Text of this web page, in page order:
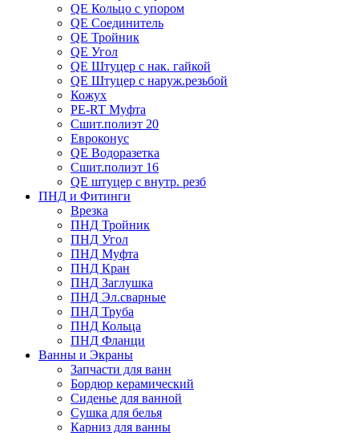
QE Кольцо с упором
QE Соединитель
QE Тройник
QE Угол
QE Штуцер с нак. гайкой
QE Штуцер с наруж.резьбой
Кожух
PE-RT Муфта
Сшит.полиэт 20
Евроконус
QE Водоразетка
Сшит.полиэт 16
QE штуцер с внутр. резб
ПНД и Фитинги
Врезка
ПНД Тройник
ПНД Угол
ПНД Муфта
ПНД Кран
ПНД Заглушка
ПНД Эл.сварные
ПНД Труба
ПНД Кольца
ПНД Фланци
Ванны и Экраны
Запчасти для ванн
Бордюр керамический
Сиденье для ванной
Сушка для белья
Карниз для ванны